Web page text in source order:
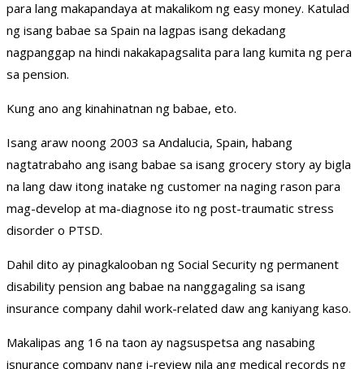
para lang makapandaya at makalikom ng easy money. Katulad
ng isang babae sa Spain na lagpas isang dekadang
nagpanggap na hindi nakakapagsalita para lang kumita ng pera
sa pension.
Kung ano ang kinahinatnan ng babae, eto.
Isang araw noong 2003 sa Andalucia, Spain, habang
nagtatrabaho ang isang babae sa isang grocery story ay bigla
na lang daw itong inatake ng customer na naging rason para
mag-develop at ma-diagnose ito ng post-traumatic stress
disorder o PTSD.
Dahil dito ay pinagkalooban ng Social Security ng permanent
disability pension ang babae na nanggagaling sa isang
insurance company dahil work-related daw ang kaniyang kaso.
Makalipas ang 16 na taon ay nagsuspetsa ang nasabing
isnurance company nang i-review nila ang medical records ng